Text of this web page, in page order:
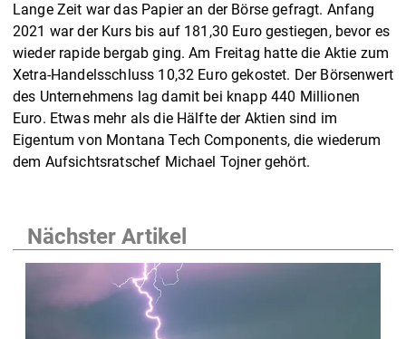
Lange Zeit war das Papier an der Börse gefragt. Anfang
2021 war der Kurs bis auf 181,30 Euro gestiegen, bevor es
wieder rapide bergab ging. Am Freitag hatte die Aktie zum
Xetra-Handelsschluss 10,32 Euro gekostet. Der Börsenwert
des Unternehmens lag damit bei knapp 440 Millionen
Euro. Etwas mehr als die Hälfte der Aktien sind im
Eigentum von Montana Tech Components, die wiederum
dem Aufsichtsratschef Michael Tojner gehört.
Nächster Artikel